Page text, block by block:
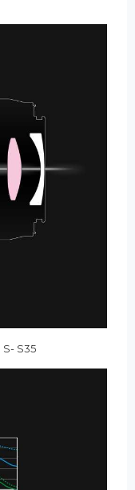
S35